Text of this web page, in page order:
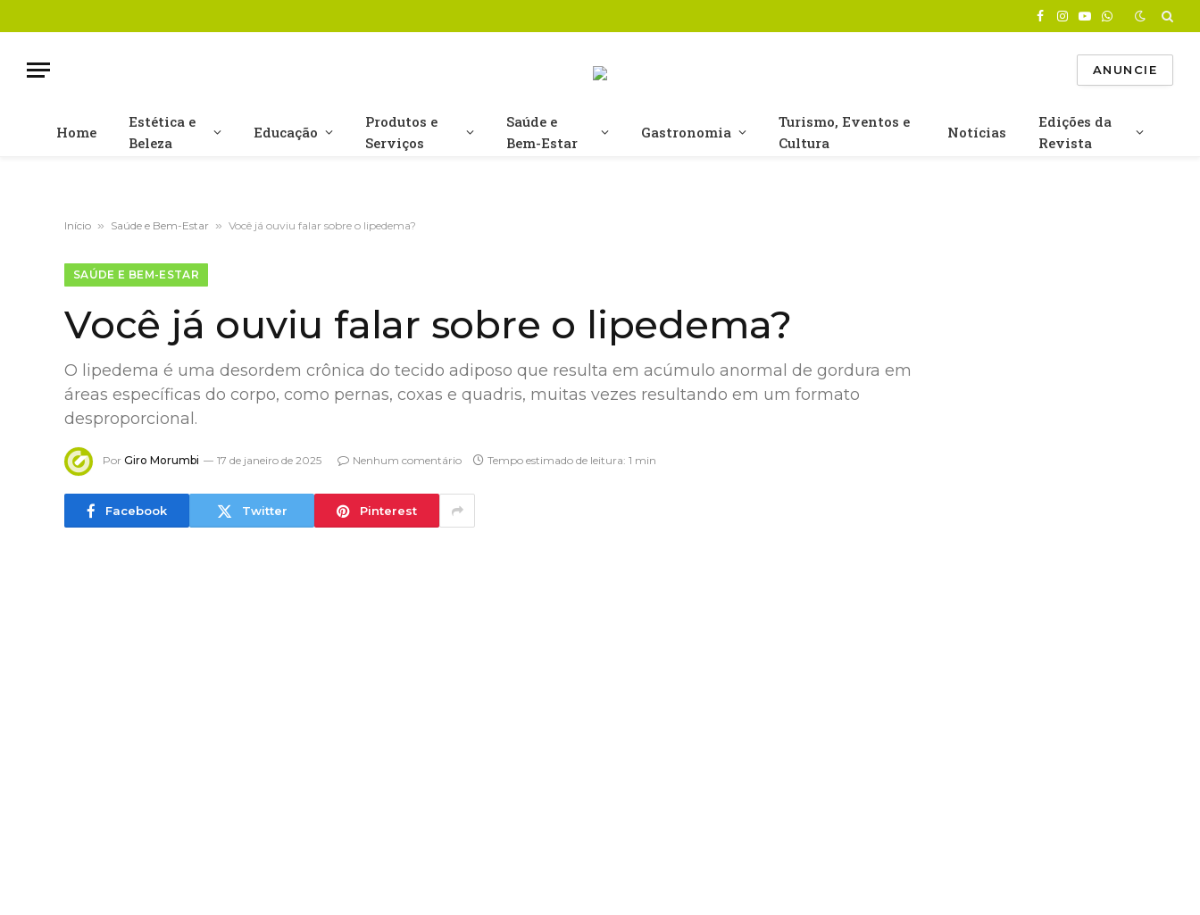
Facebook
Instagram
YouTube
WhatsApp
ANUNCIE
Home
Estética e
Beleza
Educação
Produtos e
Serviços
Saúde e
Bem-Estar
Gastronomia
Turismo, Eventos e
Cultura
Notícias
Edições da
Revista
Início » Saúde e Bem-Estar » Você já ouviu falar sobre o lipedema?
SAÚDE E BEM-ESTAR
Você já ouviu falar sobre o lipedema?
O lipedema é uma desordem crônica do tecido adiposo que resulta em acúmulo anormal de gordura em
áreas específicas do corpo, como pernas, coxas e quadris, muitas vezes resultando em um formato
desproporcional.
Por Giro Morumbi 17 de janeiro de 2025 Nenhum comentário Tempo estimado de leitura: 1 min
Facebook Twitter Pinterest